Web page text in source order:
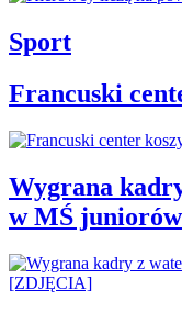
Sport
Francuski
Wygrana
w MŚ